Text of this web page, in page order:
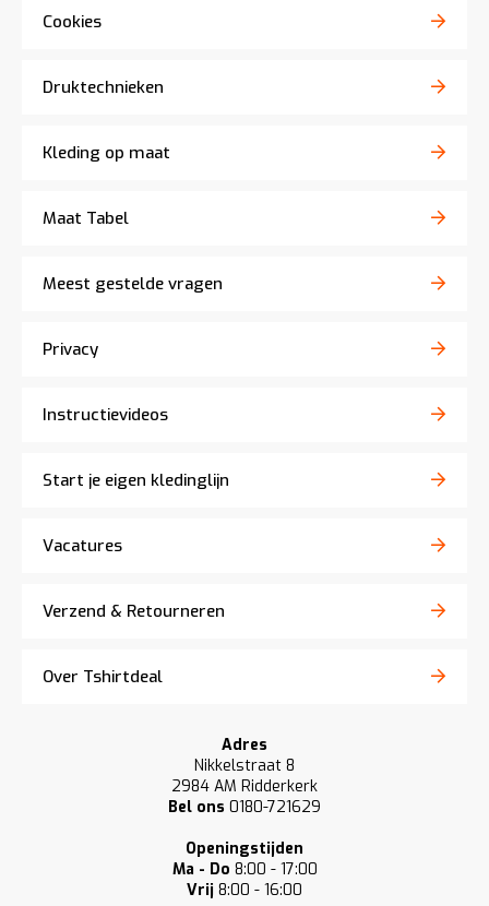
Cookies
Druktechnieken
Kleding op maat
Maat Tabel
Meest gestelde vragen
Privacy
Instructievideos
Start je eigen kledinglijn
Vacatures
Verzend & Retourneren
Over Tshirtdeal
Adres
Nikkelstraat 8
2984 AM Ridderkerk
Bel ons 0180-721629
Openingstijden
Ma - Do 8:00 - 17:00
Vrij 8:00 - 16:00